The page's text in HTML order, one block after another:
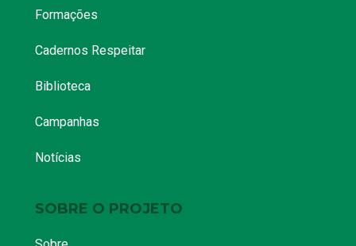
Formações
Cadernos Respeitar
Biblioteca
Campanhas
Notícias
SOBRE O PROJETO